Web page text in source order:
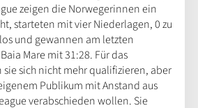
zeigen die Norwegerinnen ein
starteten mit vier Niederlagen, 0 zu
und gewannen am letzten
Mare mit 31:28. Für das
sich nicht mehr qualifizieren, aber
Publikum mit Anstand aus
verabschieden wollen. Sie